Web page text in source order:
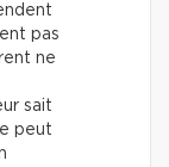
pas
ne
sait
peut